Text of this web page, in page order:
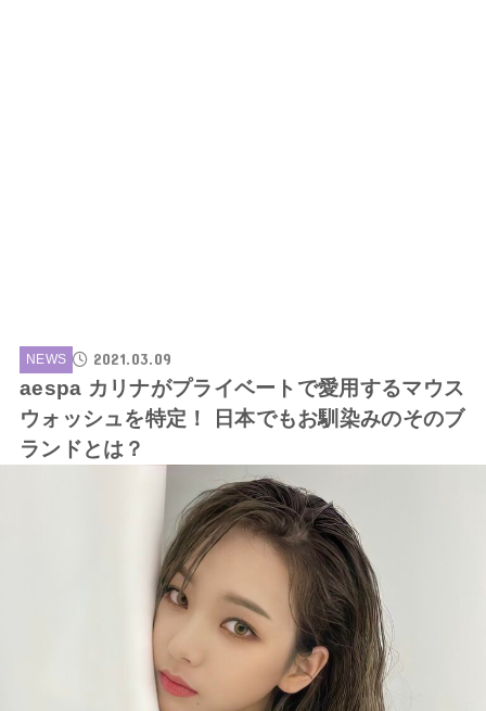
NEWS 2021.03.09
aespa カリナがプライベートで愛用するマウス
ウォッシュを特定！ 日本でもお馴染みのそのブ
ランドとは？